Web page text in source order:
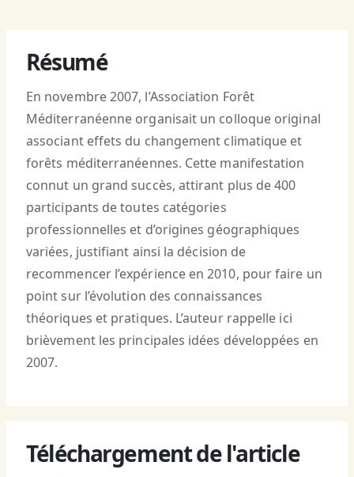
Résumé
En novembre 2007, l’Association Forêt
Méditerranéenne organisait un colloque original
associant effets du changement climatique et
forêts méditerranéennes. Cette manifestation
connut un grand succès, attirant plus de 400
participants de toutes catégories
professionnelles et d’origines géographiques
variées, justifiant ainsi la décision de
recommencer l’expérience en 2010, pour faire un
point sur l’évolution des connaissances
théoriques et pratiques. L’auteur rappelle ici
brièvement les principales idées développées en
2007.
Téléchargement de l'article